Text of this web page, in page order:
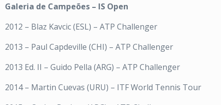
Galeria de Campeões – IS Open
2012 – Blaz Kavcic (ESL) – ATP Challenger
2013 – Paul Capdeville (CHI) – ATP Challenger
2013 Ed. II – Guido Pella (ARG) – ATP Challenger
2014 – Martin Cuevas (URU) – ITF World Tennis Tour